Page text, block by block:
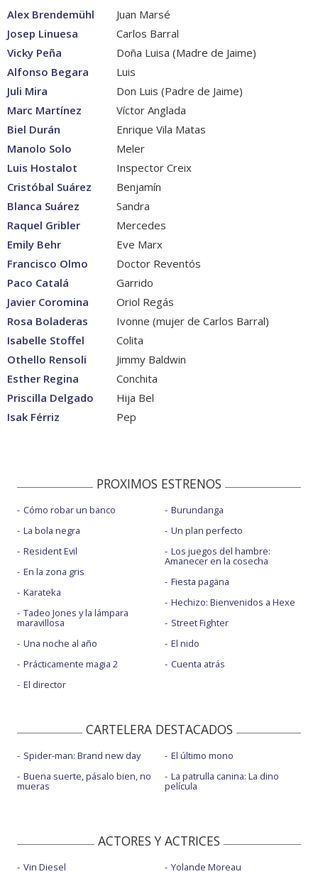
Alex Brendemühl
Juan Marsé
Josep Linuesa
Carlos Barral
Vicky Peña
Doña Luisa (Madre de Jaime)
Alfonso Begara
Luis
Juli Mira
Don Luis (Padre de Jaime)
Marc Martínez
Víctor Anglada
Biel Durán
Enrique Vila Matas
Manolo Solo
Meler
Luis Hostalot
Inspector Creix
Cristóbal Suárez
Benjamín
Blanca Suárez
Sandra
Raquel Gribler
Mercedes
Emily Behr
Eve Marx
Francisco Olmo
Doctor Reventós
Paco Catalá
Garrido
Javier Coromina
Oriol Regás
Rosa Boladeras
Ivonne (mujer de Carlos Barral)
Isabelle Stoffel
Colita
Othello Rensoli
Jimmy Baldwin
Esther Regina
Conchita
Priscilla Delgado
Hija Bel
Isak Férriz
Pep
PROXIMOS ESTRENOS
Cómo robar un banco
La bola negra
Resident Evil
En la zona gris
Karateka
Tadeo Jones y la lámpara
maravillosa
Una noche al año
Prácticamente magia 2
El director
Burundanga
Un plan perfecto
Los juegos del hambre:
Amanecer en la cosecha
Fiesta pagäna
Hechizo: Bienvenidos a Hexe
Street Fighter
El nido
Cuenta atrás
CARTELERA DESTACADOS
Spider-man: Brand new day
Buena suerte, pásalo bien, no
mueras
El último mono
La patrulla canina: La dino
película
ACTORES Y ACTRICES
Vin Diesel
Yolande Moreau